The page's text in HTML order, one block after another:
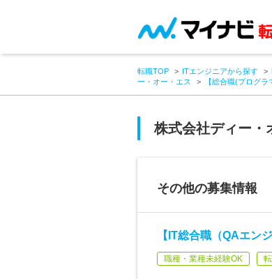
転職TOP ITエンジニアから探す
ー・オー・エス
【総合職(プログ
株式会社ディー・
その他の募集情報
【IT総合職（QAエン
職種・業種未経験OK